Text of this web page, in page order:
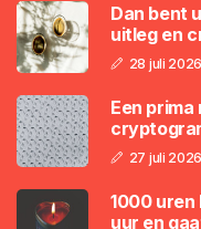
Dan bent
uitleg en
28 juli 2026
Een
27 juli 2026
1000 uren
uur en